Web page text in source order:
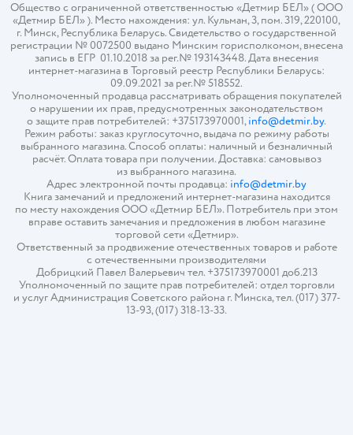
Общество с ограниченной ответственностью «Детмир БЕЛ» ( ООО
«Детмир БЕЛ» ). Место нахождения: ул. Кульман, 3, пом. 319, 220100,
г. Минск, Республика Беларусь. Свидетельство о государственной
регистрации № 0072500 выдано Минским горисполкомом, внесена
запись в ЕГР 01.10.2018 за рег.№ 193143448. Дата внесения
интернет-магазина в Торговый реестр Республики Беларусь:
09.09.2021 за рег.№ 518552.
Уполномоченный продавца рассматривать обращения покупателей
о нарушении их прав, предусмотренных законодательством
о защите прав потребителей: +375173970001,info@detmir.by.
Режим работы: заказ круглосуточно, выдача по режиму работы
выбранного магазина. Способ оплаты: наличный и безналичный
расчёт. Оплата товара при получении. Доставка: самовывоз
из выбранного магазина.
Адрес электронной почты продавца: info@detmir.by
Книга замечаний и предложений интернет-магазина находится
по месту нахождения ООО «Детмир БЕЛ». Потребитель при этом
вправе оставить замечания и предложения в любом магазине
торговой сети «Детмир».
Ответственный за продвижение отечественных товаров и работе
с отечественными производителями
Добрицкий Павел Валерьевич тел. +375173970001 доб.213
Уполномоченный по защите прав потребителей: отдел торговли
и услуг Администрация Советского района г. Минска, тел. (017) 377-
13-93, (017) 318-13-33.